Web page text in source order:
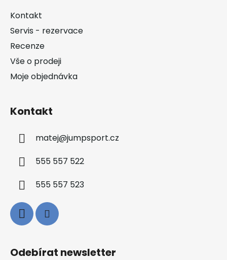
Kontakt
Servis - rezervace
Recenze
Vše o prodeji
Moje objednávka
Kontakt
matej@jumpsport.cz
555 557 522
555 557 523
Odebírat newsletter